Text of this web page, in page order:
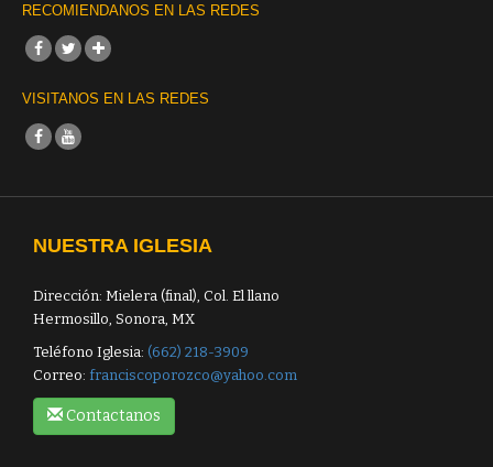
RECOMIENDANOS EN LAS REDES
VISITANOS EN LAS REDES
NUESTRA IGLESIA
Dirección: Mielera (final), Col. El llano
Hermosillo, Sonora, MX
Teléfono Iglesia: (662) 218-3909
Correo: franciscoporozco@yahoo.com
Contactanos